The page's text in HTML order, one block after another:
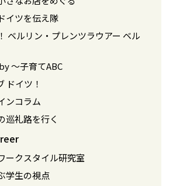
イツを伝え隊
ベルリン・プレンツラウアー ベル
〜子育てABC
ドイツ！
ンコラム
巡礼路を行く
ークスタイル研究室
学生の視点